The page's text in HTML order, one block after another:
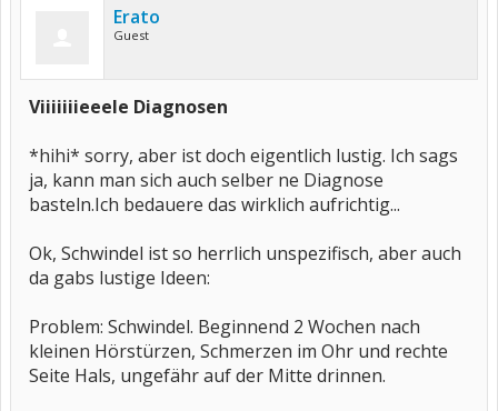
Erato
Guest
Viiiiiiieeele Diagnosen
*hihi* sorry, aber ist doch eigentlich lustig. Ich sags
ja, kann man sich auch selber ne Diagnose
basteln.Ich bedauere das wirklich aufrichtig...
Ok, Schwindel ist so herrlich unspezifisch, aber auch
da gabs lustige Ideen:
Problem: Schwindel. Beginnend 2 Wochen nach
kleinen Hörstürzen, Schmerzen im Ohr und rechte
Seite Hals, ungefähr auf der Mitte drinnen.